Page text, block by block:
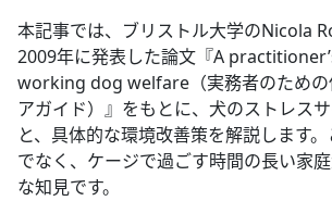
本記事では、ブリストル大学のNicola
2009年に発表した論文『A
working dog welfare（実務者のための
アガイド）』をもとに、犬のストレス
と、具体的な環境改善策を解説します
でなく、ケージで過ごす時間の長い家
な知見です。